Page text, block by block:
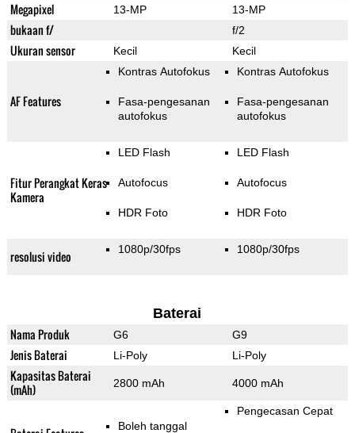
Megapixel 13-MP 13-MP
bukaan f/ f/2
Ukuran sensor Kecil Kecil
AF Features
Kontras Autofokus
Fasa-pengesanan
autofokus
Kontras Autofokus
Fasa-pengesanan
autofokus
Fitur Perangkat Keras
Kamera
LED Flash
Autofocus
HDR Foto
LED Flash
Autofocus
HDR Foto
resolusi video 1080p/30fps 1080p/30fps
Baterai
Nama Produk G6 G9
Jenis Baterai Li-Poly Li-Poly
Kapasitas Baterai
(mAh)
2800 mAh 4000 mAh
Boleh tanggal
Pengecasan Cepat